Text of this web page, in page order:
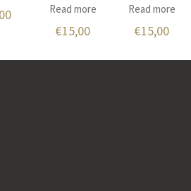
Read more
€15,00
Read more
€15,00